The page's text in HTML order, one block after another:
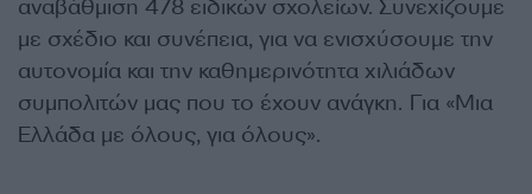
αναβάθμιση 478 ειδικών σχολείων. Συνεχίζουμε
με σχέδιο και συνέπεια, για να ενισχύσουμε την
αυτονομία και την καθημερινότητα χιλιάδων
συμπολιτών μας που το έχουν ανάγκη. Για «Μια
Ελλάδα με όλους, για όλους».